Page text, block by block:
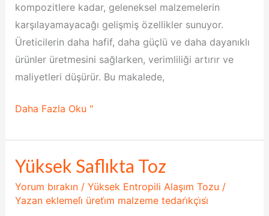
kompozitlere kadar, geleneksel malzemelerin
karşılayamayacağı gelişmiş özellikler sunuyor.
Üreticilerin daha hafif, daha güçlü ve daha dayanıklı
ürünler üretmesini sağlarken, verimliliği artırır ve
maliyetleri düşürür. Bu makalede,
Daha Fazla Oku "
Yüksek Saflıkta Toz
Yorum bırakın / Yüksek Entropili Alaşım Tozu /
Yazan eklemeli̇ üreti̇m malzeme tedari̇kçi̇si̇
Yüksek
Toz